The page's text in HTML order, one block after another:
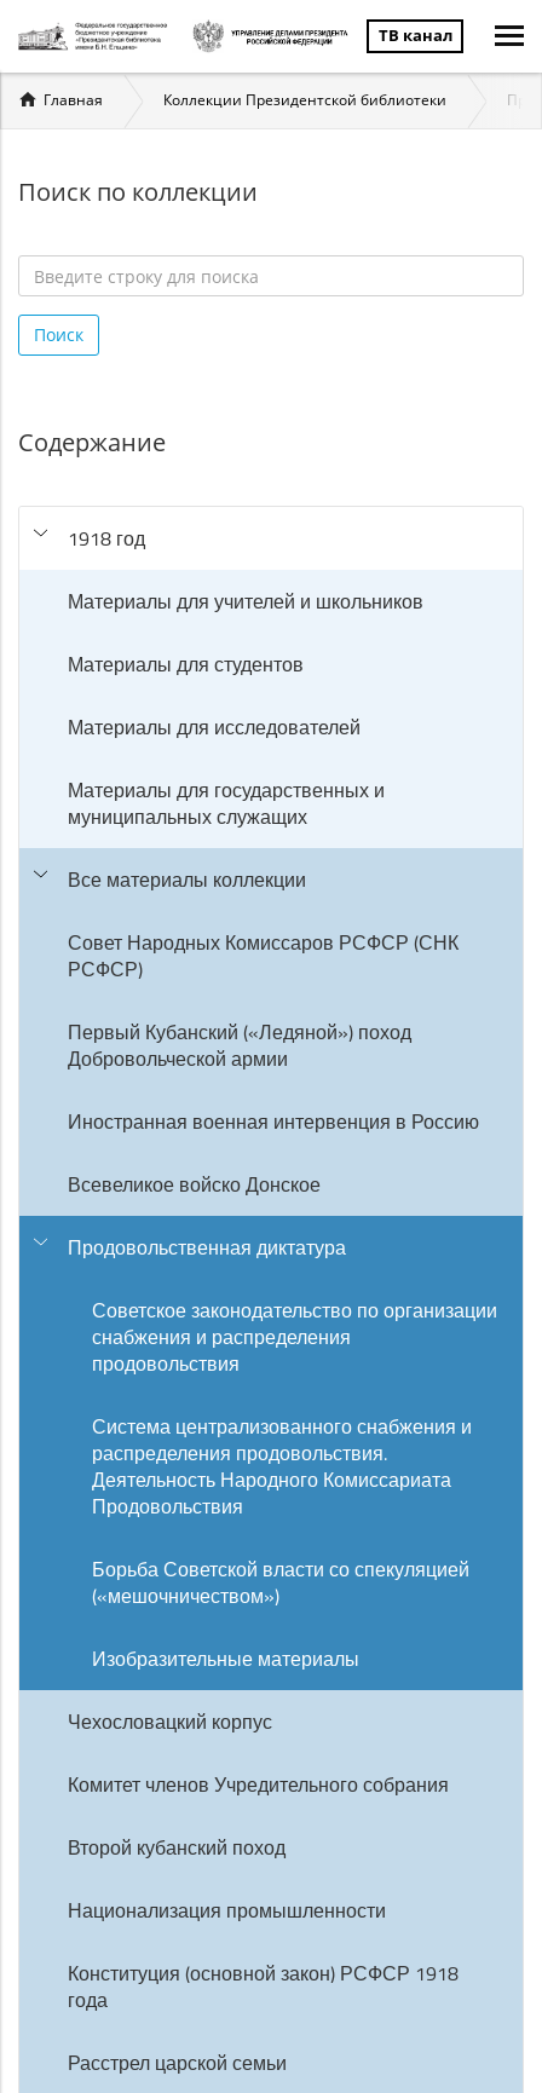
ТВ канал
Вы
здесь
Главная Коллекции Президентской библиотеки
Поиск по коллекции
строку
для
Поиск
Содержание
1918 год
Материалы для учителей и школьников
Материалы для студентов
Материалы для исследователей
Материалы для государственных и
муниципальных служащих
Все материалы коллекции
Совет Народных Комиссаров РСФСР (СНК
РСФСР)
Первый Кубанский («Ледяной») поход
Добровольческой армии
Иностранная военная интервенция в Россию
Всевеликое войско Донское
Продовольственная диктатура
Советское законодательство по организации
снабжения и распределения
продовольствия
Система централизованного снабжения и
распределения продовольствия.
Деятельность Народного Комиссариата
Продовольствия
Борьба Советской власти со спекуляцией
(«мешочничеством»)
Изобразительные материалы
Чехословацкий корпус
Комитет членов Учредительного собрания
Второй кубанский поход
Национализация промышленности
Конституция (основной закон) РСФСР 1918
года
Расстрел царской семьи